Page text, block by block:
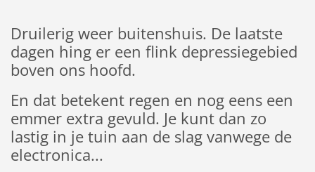
Druilerig weer buitenshuis. De laatste
dagen hing er een flink depressiegebied
boven ons hoofd.
En dat betekent regen en nog eens een
emmer extra gevuld. Je kunt dan zo
lastig in je tuin aan de slag vanwege de
electronica...